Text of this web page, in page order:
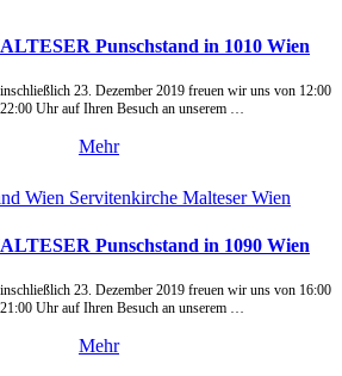
Punschstand in 1010 Wien
23. Dezember 2019 freuen wir uns von 12:00
Uhr auf Ihren Besuch an unserem …
Mehr
Punschstand in 1090 Wien
23. Dezember 2019 freuen wir uns von 16:00
Uhr auf Ihren Besuch an unserem …
Mehr